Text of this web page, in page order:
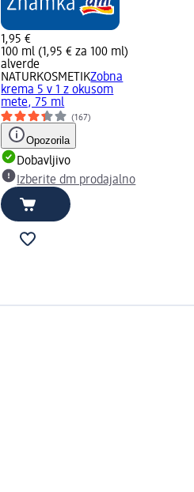
1,95 €
100 ml (1,95 € za 100 ml)
alverde
NATURKOSMETIKZobna
krema 5 v 1 z okusom
mete, 75 ml
(167)
Opozorila
Dobavljivo
Izberite dm prodajalno